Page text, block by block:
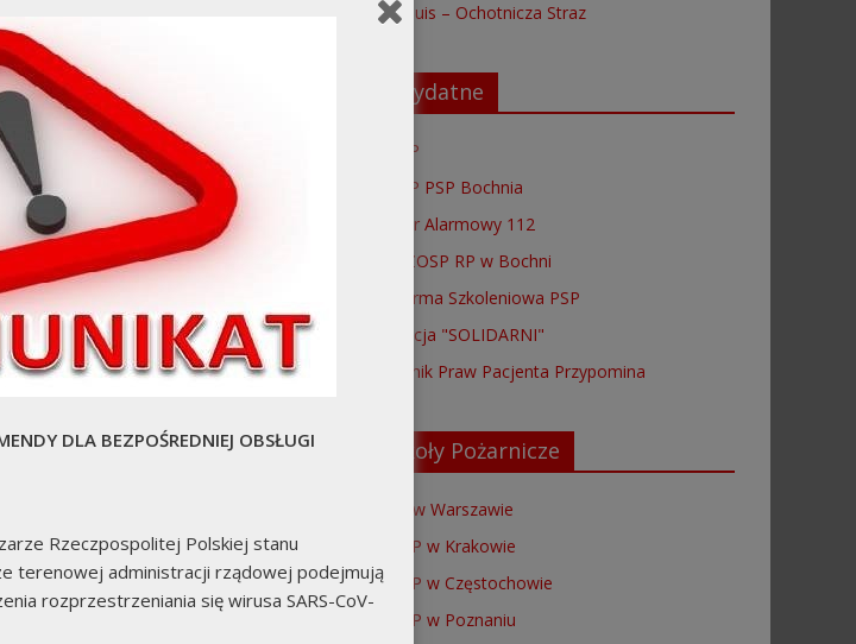
w 2020 r.
zakupionych przez
dla jednostek ochrony
r. dla druhów OSP biorących
Małopolskiego Komendanta
informacji pomiędzy jednostką
w KSRG za rok 2020.
CoV2 – informacje ogólne i
Saarlouis – Ochotnicza Straz
Przydatne
EPUAP
BIP KP PSP Bochnia
Numer Alarmowy 112
ZOP ZOSP RP w Bochni
Platforma Szkoleniowa PSP
Fundacja "SOLIDARNI"
Rzecznik Praw Pacjenta Przypomina
Szkoły Pożarnicze
SGSP w Warszawie
SA PSP w Krakowie
CS PSP w Częstochowie
SA PSP w Poznaniu
DLA BEZPOŚREDNIEJ OBSŁUGI
Rzeczpospolitej Polskiej stanu
terenowej administracji rządowej podejmują
rozprzestrzeniania się wirusa SARS-CoV-